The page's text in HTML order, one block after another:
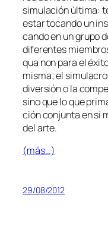
si­mu­la­ción úl­ti­ma:
es­tar to­can­do un
can­do en un gru­po
di­fe­ren­tes
qua nonpa­ra el
mis­ma; el
di­ver­sión o la
sino que lo que
ción con­jun­ta en sí
del arte.
(más…)
29/08/2012